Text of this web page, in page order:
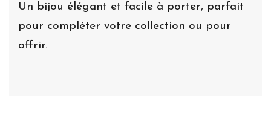
Un bijou élégant et facile à porter, parfait
pour compléter votre collection ou pour
offrir.